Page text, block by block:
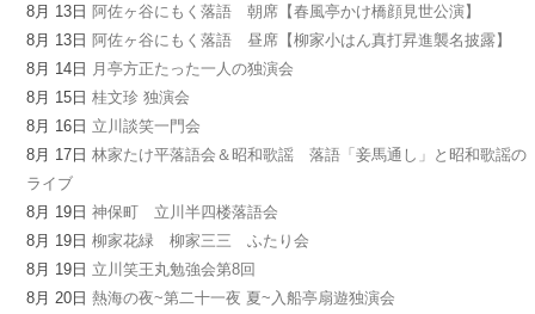
8月 13日阿佐ヶ谷にもく落語 朝席【春風亭かけ橋顔見世公演】
8月 13日阿佐ヶ谷にもく落語 昼席【柳家小はん真打昇進襲名披露】
8月 14日 月亭方正たった一人の独演会
8月 15日桂文珍 独演会
8月 16日 立川談笑一門会
8月 17日林家たけ平落語会＆昭和歌謡 落語「妾馬通し」と昭和歌謡の
ライブ
8月 19日神保町 立川半四楼落語会
8月 19日柳家花緑 柳家三三 ふたり会
8月 19日 立川笑王丸勉強会第8回
8月 20日熱海の夜~第二十一夜 夏~入船亭扇遊独演会